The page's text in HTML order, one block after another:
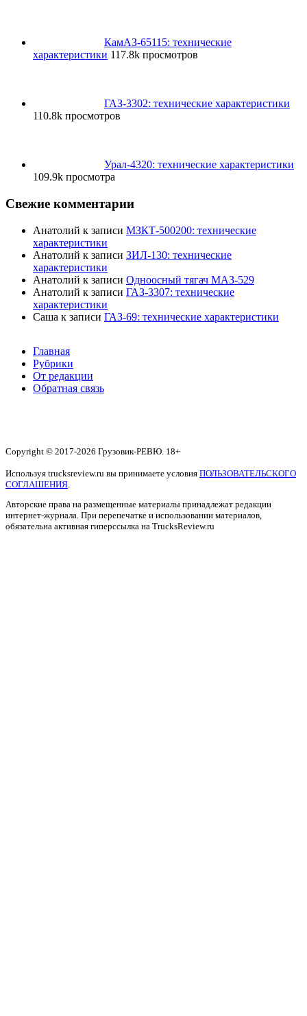
КамАЗ-65115: технические
характеристики 117.8k просмотров
ГАЗ-3302: технические характеристики
110.8k просмотров
Урал-4320: технические характеристики
109.9k просмотра
Свежие комментарии
Анатолий к записи МЗКТ-500200: технические
характеристики
Анатолий к записи ЗИЛ-130: технические
характеристики
Анатолий к записи Одноосный тягач МАЗ-529
Анатолий к записи ГАЗ-3307: технические
характеристики
Саша к записи ГАЗ-69: технические характеристики
Главная
Рубрики
От редакции
Обратная связь
Copyright © 2017-2026 Грузовик-РЕВЮ. 18+
Используя trucksreview.ru вы принимаете условия ПОЛЬЗОВАТЕЛЬСКОГО
СОГЛАШЕНИЯ
Авторские права на размещенные материалы принадлежат редакции
интернет-журнала. При перепечатке и использовании материалов,
обязательна активная гиперссылка на TrucksReview.ru